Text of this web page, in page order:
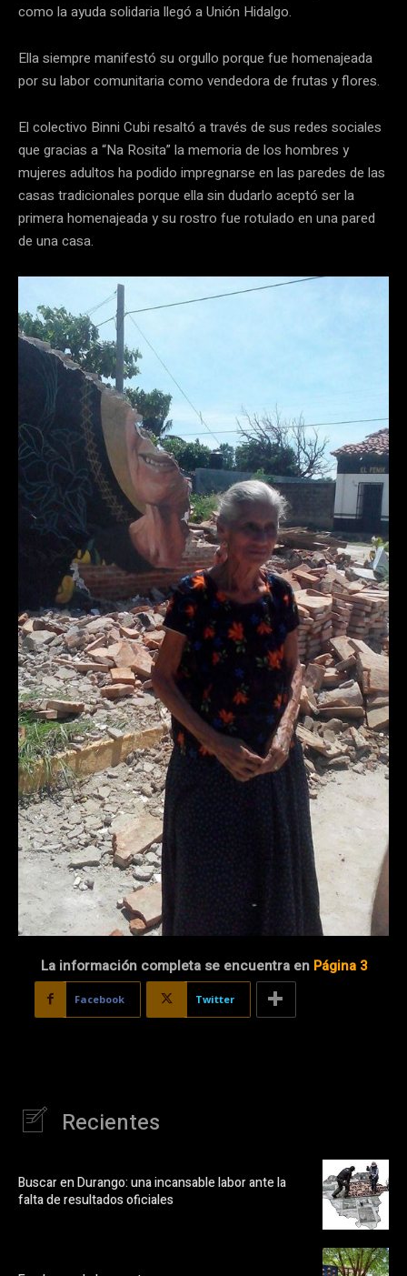
como la ayuda solidaria llegó a Unión Hidalgo.
Ella siempre manifestó su orgullo porque fue homenajeada
por su labor comunitaria como vendedora de frutas y flores.
El colectivo Binni Cubi resaltó a través de sus redes sociales
que gracias a “Na Rosita” la memoria de los hombres y
mujeres adultos ha podido impregnarse en las paredes de las
casas tradicionales porque ella sin dudarlo aceptó ser la
primera homenajeada y su rostro fue rotulado en una pared
de una casa.
La información completa se encuentra en Página 3
Facebook Twitter
Recientes
Buscar en Durango: una incansable labor ante la
falta de resultados oficiales